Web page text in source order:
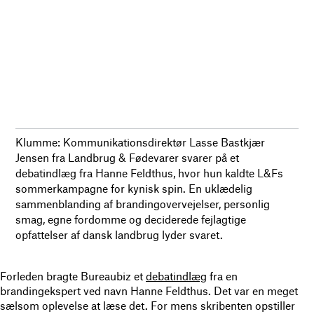
Klumme: Kommunikationsdirektør Lasse Bastkjær
Jensen fra Landbrug & Fødevarer svarer på et
debatindlæg fra Hanne Feldthus, hvor hun kaldte L&Fs
sommerkampagne for kynisk spin. En uklædelig
sammenblanding af brandingovervejelser, personlig
smag, egne fordomme og deciderede fejlagtige
opfattelser af dansk landbrug lyder svaret.
Forleden bragte Bureaubiz et debatindlæg fra en
brandingekspert ved navn Hanne Feldthus. Det var en meget
sælsom oplevelse at læse det. For mens skribenten opstiller